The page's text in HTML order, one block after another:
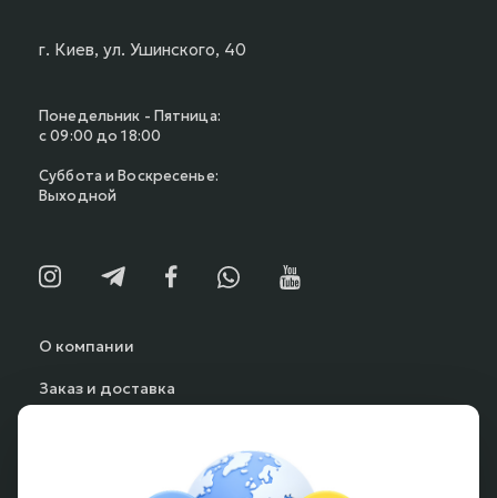
О компании
Заказ и доставка
г. Киев, ул. Ушинского, 40
Понедельник - Пятница:
с 09:00 до 18:00
Суббота и Воскресенье:
Выходной